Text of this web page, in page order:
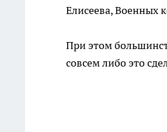
Елисеева, Военных
При этом
совсем либо это